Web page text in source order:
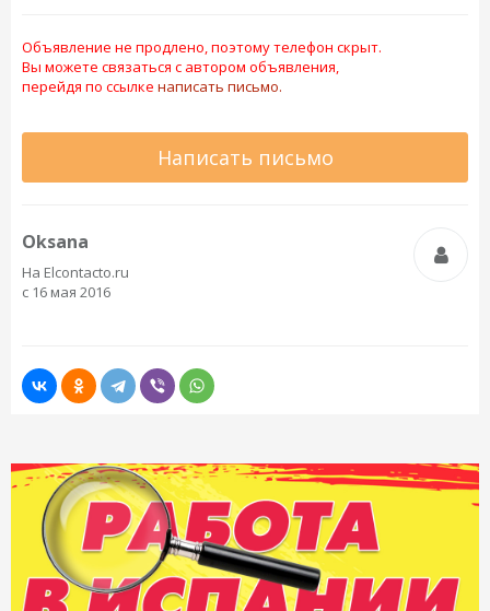
Объявление не продлено, поэтому телефон скрыт.
Вы можете связаться с автором объявления,
перейдя по ссылке написать письмо.
Написать письмо
Oksana
На Elcontacto.ru
с 16 мая 2016